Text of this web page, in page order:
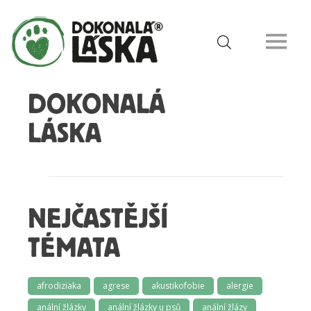
DOKONALÁ
LÁSKA
NEJČASTĚJŠÍ
TÉMATA
afrodiziaka agrese akustikofobie
alergie
anální žlázky
anální žlázky u psů
anální žlázy